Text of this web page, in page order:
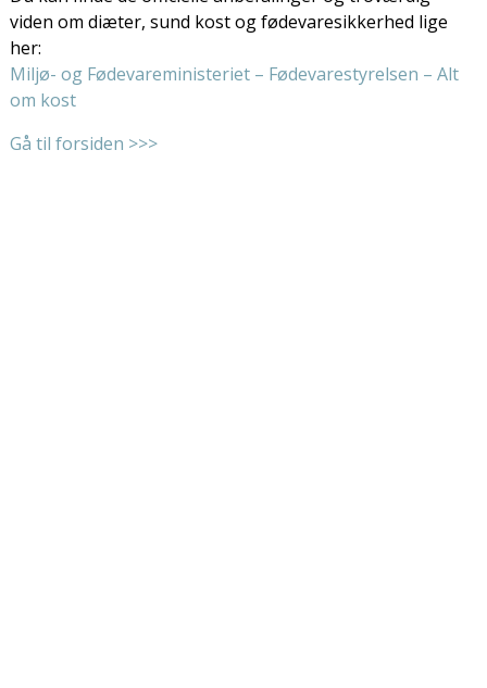
viden om diæter, sund kost og fødevaresikkerhed lige
her:
Miljø- og Fødevareministeriet – Fødevarestyrelsen – Alt
om kost
Gå til forsiden >>>